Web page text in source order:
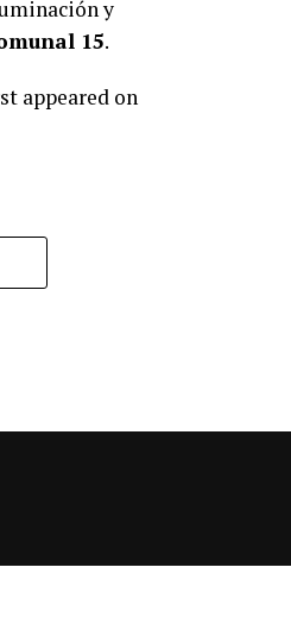
y
15.
appeared on